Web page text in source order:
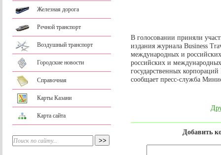
Железная дорога
Речной транспорт
Воздушный транспорт
Городские новости
Справочная
Карты Казани
Карта сайта
В голосовании приняли
издания журнала Business
международных и
российских и
государственных
сообщает пресс-служба
Добавить